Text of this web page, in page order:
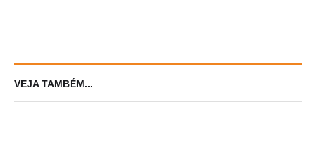
VEJA TAMBÉM...